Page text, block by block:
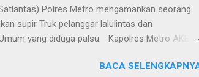
Polres Metro mengamankan seorang
supir Truk pelanggar lalulintas dan
yang diduga palsu. Kapolres Metro AKBP
Traffic Light (TL) simpang Taqwa, Jalan AH
BACA